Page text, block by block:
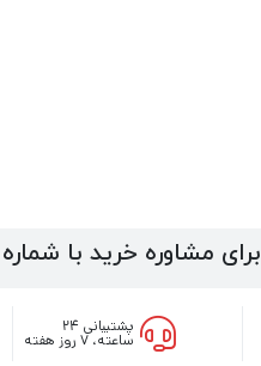
برای مشاوره خرید با شماره
پشتیبانی ۲۴
ساعته، ۷ روز هفته